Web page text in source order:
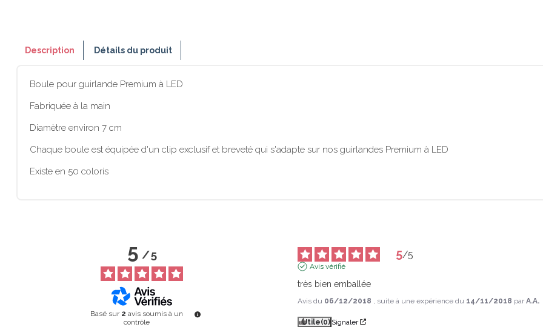
Description Détails du produit
Boule pour guirlande Premium à LED
Fabriquée à la main
Diamètre environ 7 cm
Chaque boule est équipée d'un clip exclusif et breveté qui s'adapte sur nos guirlandes Premium à LED
Existe en 50 coloris
5/5
Basé sur 2 avis soumis à un
contrôle
5/5
Avis vérifié
très bien emballée
Avis du 06/12/2018 , suite à une expérience du 14/11/2018 parA.A.
Utile(0) Signaler